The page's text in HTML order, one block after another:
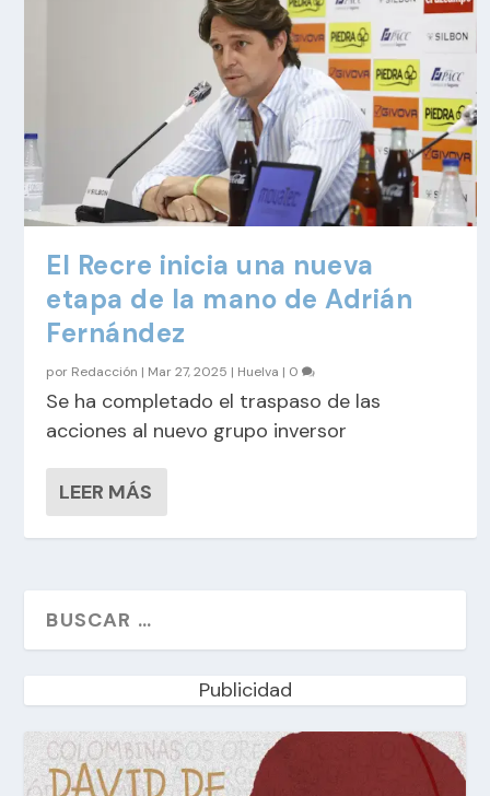
El Recre inicia una nueva
etapa de la mano de Adrián
Fernández
por Redacción | Mar 27, 2025 | Huelva | 0
Se ha completado el traspaso de las
acciones al nuevo grupo inversor
LEER MÁS
Publicidad